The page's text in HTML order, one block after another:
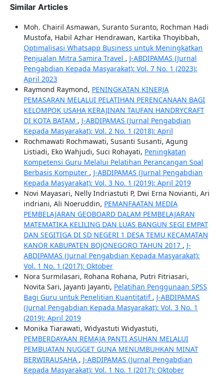
Similar Articles
Moh. Chairil Asmawan, Suranto Suranto, Rochman Hadi
Mustofa, Habil Azhar Hendrawan, Kartika Thoyibbah,
Optimalisasi Whatsapp Business untuk Meningkatkan
Penjualan Mitra Samira Travel , J-ABDIPAMAS (Jurnal
Pengabdian Kepada Masyarakat): Vol. 7 No. 1 (2023):
April 2023
Raymond Raymond, PENINGKATAN KINERJA
PEMASARAN MELALUI PELATIHAN PERENCANAAN BAGI
KELOMPOK USAHA KERAJINAN TAUFAN HANDRYCRAFT
DI KOTA BATAM , J-ABDIPAMAS (Jurnal Pengabdian
Kepada Masyarakat): Vol. 2 No. 1 (2018): April
Rochmawati Rochmawati, Susanti Susanti, Agung
Listiadi, Eko Wahjudi, Suci Rohayati, Peningkatan
Kompetensi Guru Melalui Pelatihan Perancangan Soal
Berbasis Komputer , J-ABDIPAMAS (Jurnal Pengabdian
Kepada Masyarakat): Vol. 3 No. 1 (2019): April 2019
Novi Mayasari, Nelly Indriastuti P, Dwi Erna Novianti, Ari
indriani, Ali Noeruddin, PEMANFAATAN MEDIA
PEMBELAJARAN GEOBOARD DALAM PEMBELAJARAN
MATEMATIKA KELILING DAN LUAS BANGUN SEGI EMPAT
DAN SEGITIGA DI SD NEGERI 1 DESA TEMU KECAMATAN
KANOR KABUPATEN BOJONEGORO TAHUN 2017 , J-
ABDIPAMAS (Jurnal Pengabdian Kepada Masyarakat):
Vol. 1 No. 1 (2017): Oktober
Nora Surmilasari, Rohana Rohana, Putri Fitriasari,
Novita Sari, Jayanti Jayanti, Pelatihan Penggunaan SPSS
Bagi Guru untuk Penelitian Kuantitatif , J-ABDIPAMAS
(Jurnal Pengabdian Kepada Masyarakat): Vol. 3 No. 1
(2019): April 2019
Monika Tiarawati, Widyastuti Widyastuti,
PEMBERDAYAAN REMAJA PANTI ASUHAN MELALUI
PEMBUATAN NUGGET GUNA MENUMBUHKAN MINAT
BERWIRAUSAHA , J-ABDIPAMAS (Jurnal Pengabdian
Kepada Masyarakat): Vol. 1 No. 1 (2017): Oktober